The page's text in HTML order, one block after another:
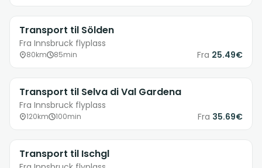
Transport til Sölden
Fra Innsbruck flyplass
80km 85min Fra 25.49€
Transport til Selva di Val Gardena
Fra Innsbruck flyplass
120km 100min Fra 35.69€
Transport til Ischgl